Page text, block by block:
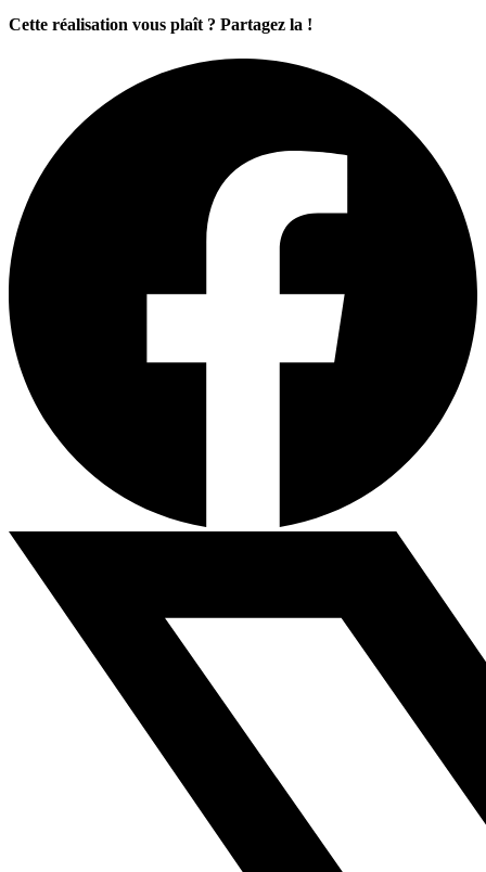
Cette réalisation vous plaît ? Partagez la !